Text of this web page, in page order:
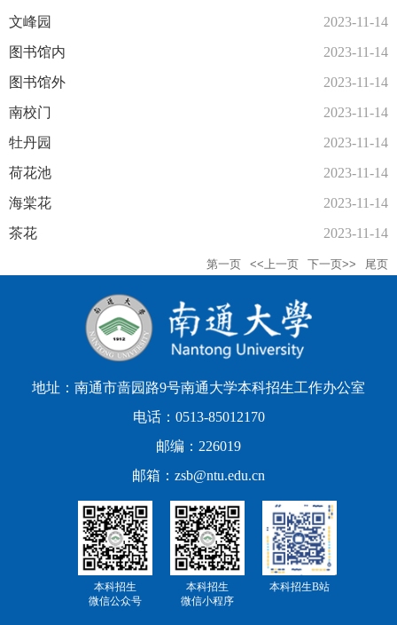
文峰园
2023-11-14
图书馆内
2023-11-14
图书馆外
2023-11-14
南校门
2023-11-14
牡丹园
2023-11-14
荷花池
2023-11-14
海棠花
2023-11-14
茶花
2023-11-14
第一页 <<上一页 下一页>> 尾页
地址：南通市啬园路9号南通大学本科招生工作办公室
电话：0513-85012170
邮编：226019
邮箱：zsb@ntu.edu.cn
本科招生
微信公众号
本科招生
微信小程序
本科招生B站